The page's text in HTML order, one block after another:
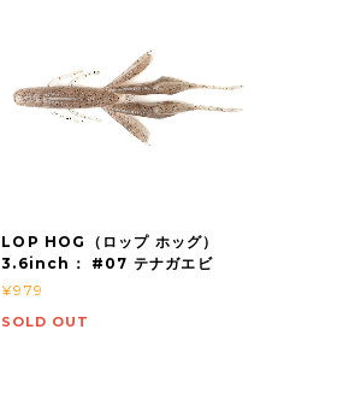
LOP HOG（ロップ ホッグ）
3.6inch： #07 テナガエビ
¥979
SOLD OUT